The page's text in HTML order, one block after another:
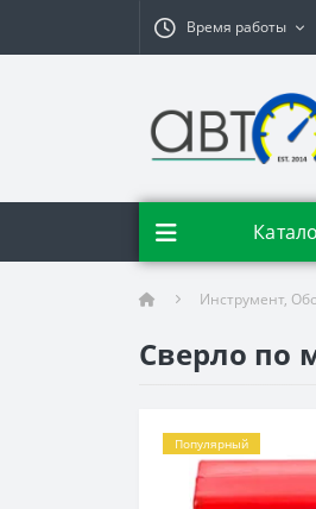
Время работы
Инструмент,
Сверло по
Популярный